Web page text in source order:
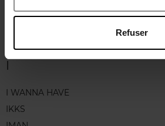
Refuser
HUGO BOSS
I
I WANNA HAVE
IKKS